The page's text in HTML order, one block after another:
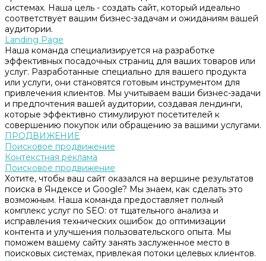
системах. Наша цель - создать сайт, который идеально
соответствует вашим бизнес-задачам и ожиданиям вашей
аудитории.
Landing Page
Наша команда специализируется на разработке
эффективных посадочных страниц для ваших товаров или
услуг. Разработанные специально для вашего продукта
или услуги, они становятся готовым инструментом для
привлечения клиентов. Мы учитываем ваши бизнес-задачи
и предпочтения вашей аудитории, создавая лендинги,
которые эффективно стимулируют посетителей к
совершению покупок или обращению за вашими услугами.
ПРОДВИЖЕНИЕ
Поисковое продвижение
Контекстная реклама
Поисковое продвижение
Хотите, чтобы ваш сайт оказался на вершине результатов
поиска в Яндексе и Google? Мы знаем, как сделать это
возможным. Наша команда предоставляет полный
комплекс услуг по SEO: от тщательного анализа и
исправления технических ошибок до оптимизации
контента и улучшения пользовательского опыта. Мы
поможем вашему сайту занять заслуженное место в
поисковых системах, привлекая потоки целевых клиентов.